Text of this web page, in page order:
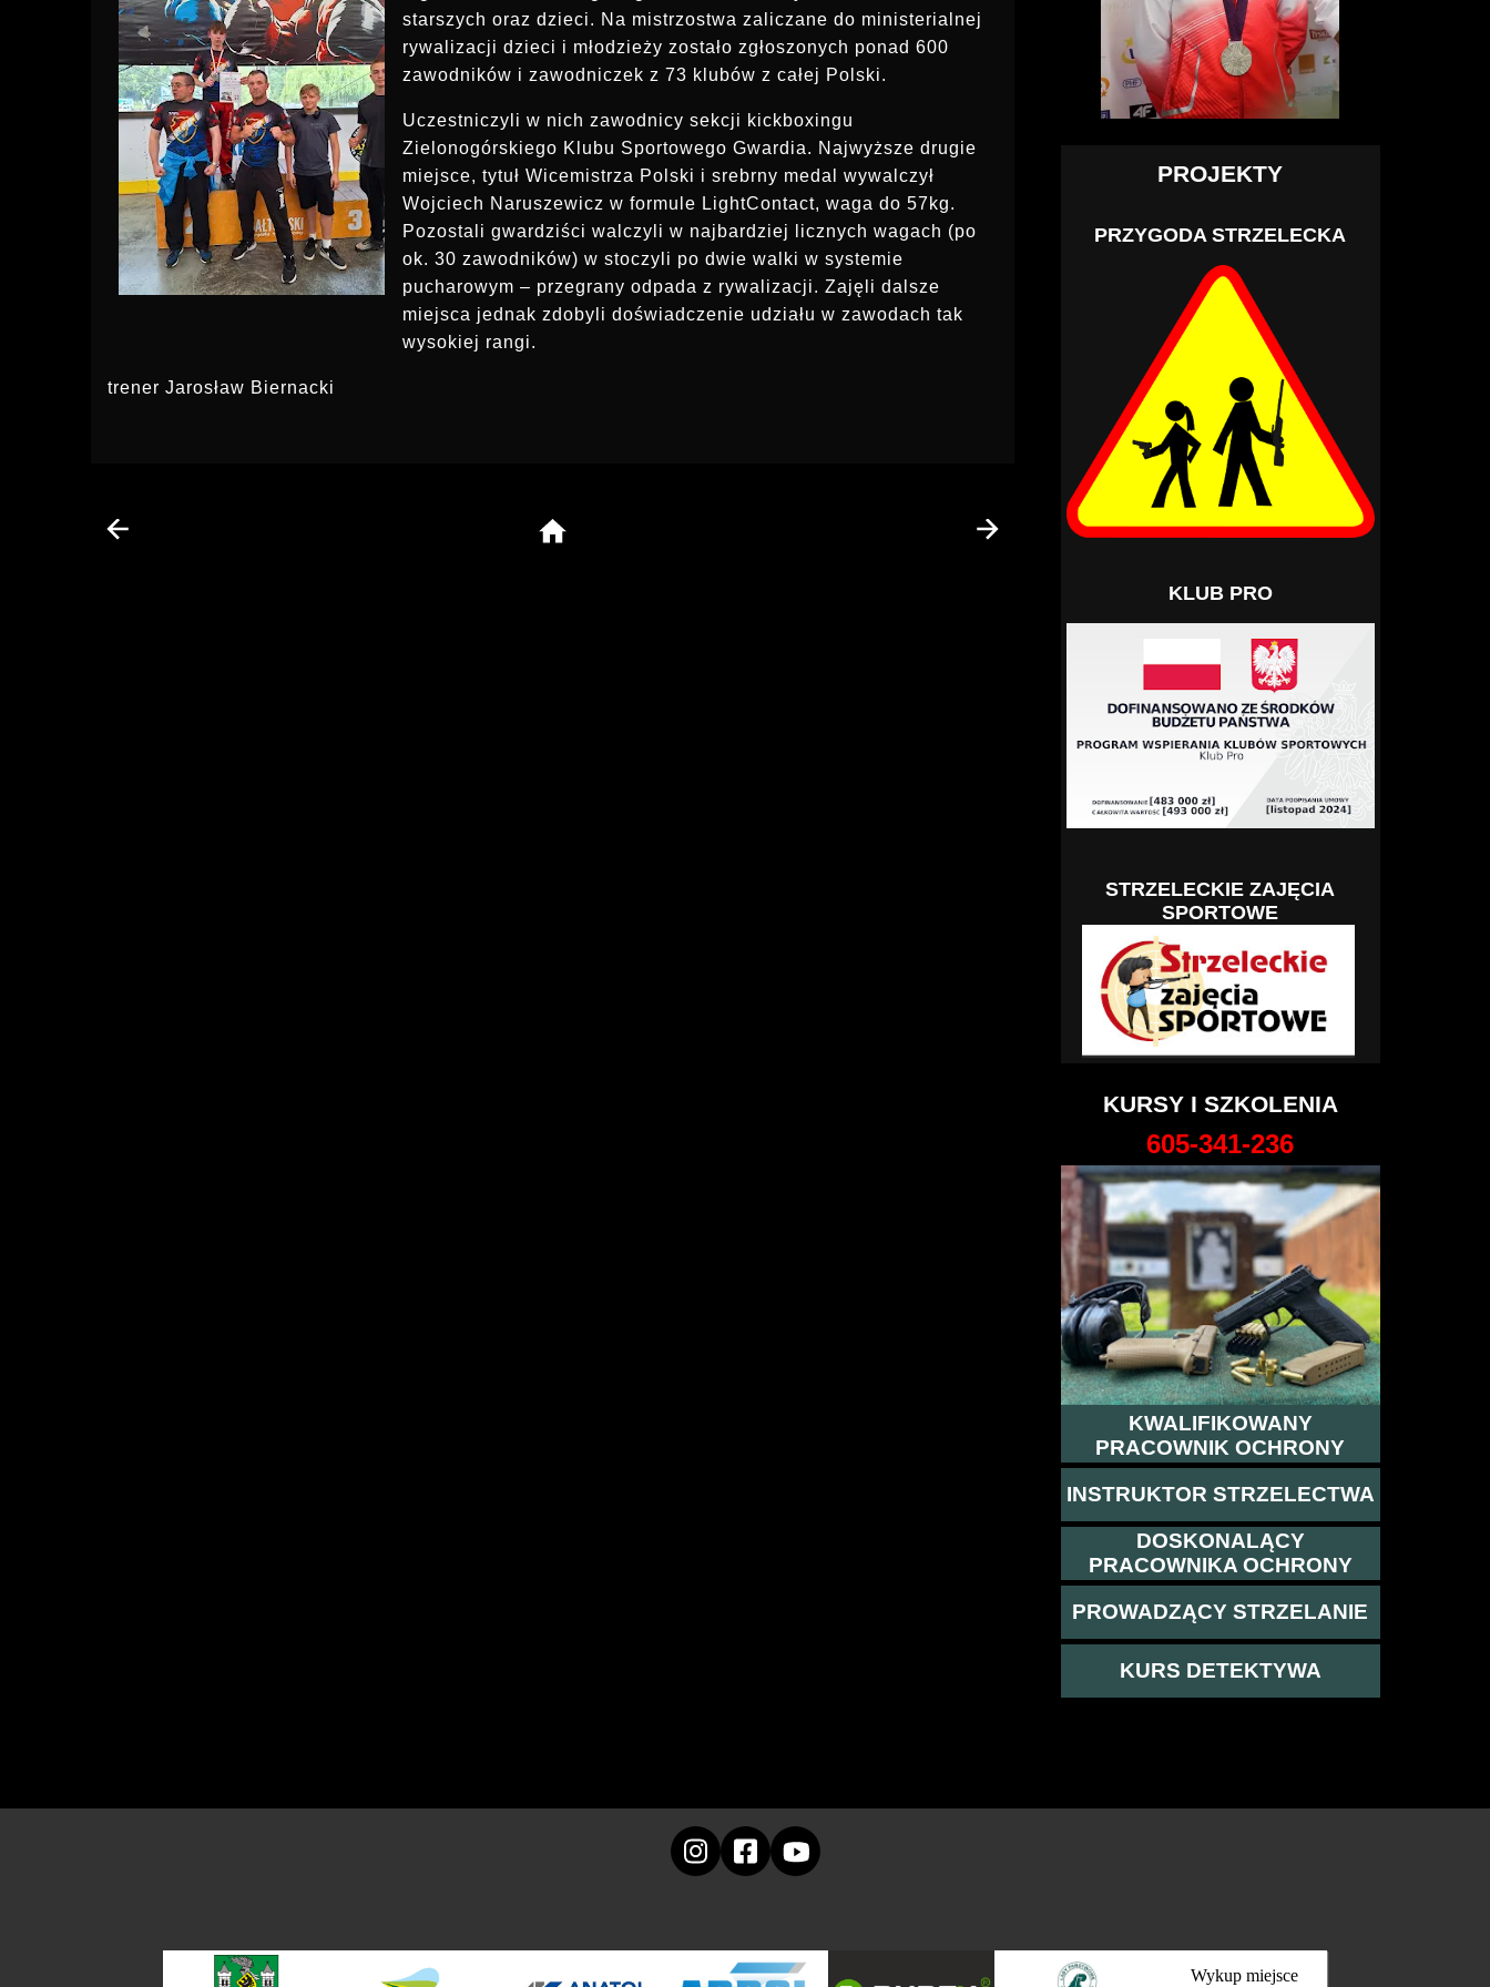
starszych oraz dzieci. Na mistrzostwa zaliczane do ministerialnej
rywalizacji dzieci i młodzieży zostało zgłoszonych ponad 600
zawodników i zawodniczek z 73 klubów z całej Polski.
Uczestniczyli w nich zawodnicy sekcji kickboxingu
Zielonogórskiego Klubu Sportowego Gwardia. Najwyższe drugie
miejsce, tytuł Wicemistrza Polski i srebrny medal wywalczył
Wojciech Naruszewicz w formule LightContact, waga do 57kg.
Pozostali gwardziści walczyli w najbardziej licznych wagach (po
ok. 30 zawodników) w stoczyli po dwie walki w systemie
pucharowym – przegrany odpada z rywalizacji. Zajęli dalsze
miejsca jednak zdobyli doświadczenie udziału w zawodach tak
wysokiej rangi.
trener Jarosław Biernacki
PROJEKTY
PRZYGODA STRZELECKA
KLUB PRO
STRZELECKIE ZAJĘCIA
SPORTOWE
KURSY I SZKOLENIA
605-341-236
KWALIFIKOWANY
PRACOWNIK OCHRONY
INSTRUKTOR STRZELECTWA
DOSKONALĄCY
PRACOWNIKA OCHRONY
PROWADZĄCY STRZELANIE
KURS DETEKTYWA
Wykup miejsce